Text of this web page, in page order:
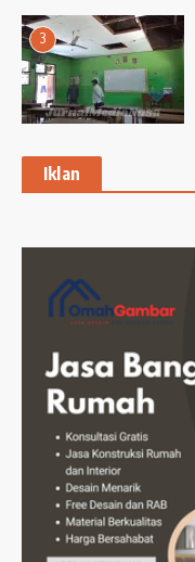
3
Iklan